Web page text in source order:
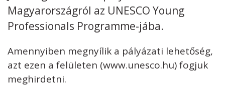
UNESCO díjak
Magyarországról az UNESCO Young
Professionals Programme-jába.
Amennyiben megnyílik a pályázati lehetőség,
azt ezen a felületen (www.unesco.hu) fogjuk
meghirdetni.